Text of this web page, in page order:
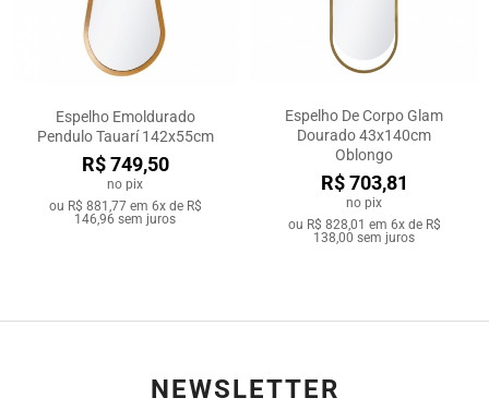
Espelho Emoldurado
Pendulo Tauarí 142x55cm
R$ 749,50
no pix
ou R$ 881,77em 6x de R$
146,96 sem juros
Espelho De Corpo Glam
Dourado 43x140cm
Oblongo
R$ 703,81
no pix
ou R$ 828,01 em 6x de R$
138,00 sem juros
NEWSLETTER